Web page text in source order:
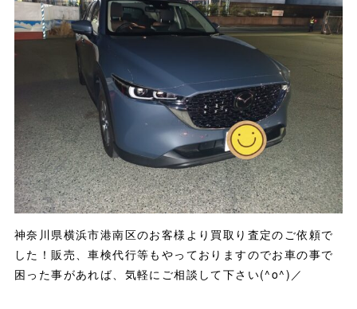
神奈川県横浜市港南区のお客様より買取り査定のご依頼で
した！販売、車検代行等もやっておりますのでお車の事で
困った事があれば、気軽にご相談して下さい(^o^)／